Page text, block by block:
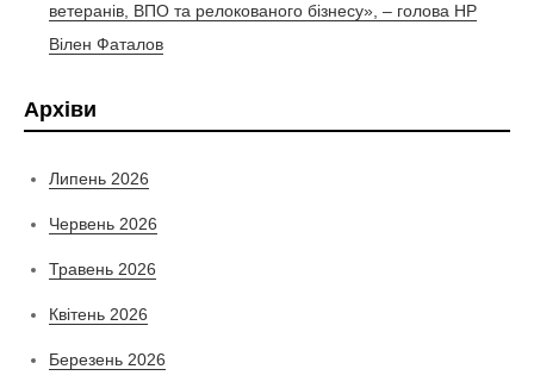
ветеранів, ВПО та релокованого бізнесу», – голова НР
Вілен Фаталов
Архіви
Липень 2026
Червень 2026
Травень 2026
Квітень 2026
Березень 2026